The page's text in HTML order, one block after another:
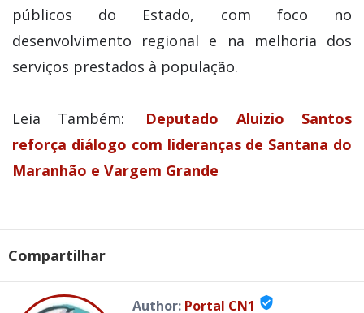
públicos do Estado, com foco no
desenvolvimento regional e na melhoria dos
serviços prestados à população.
Leia Também:
Deputado Aluizio Santos
reforça diálogo com lideranças de Santana do
Maranhão e Vargem Grande
Compartilhar
Author: Portal CN1 verified_user